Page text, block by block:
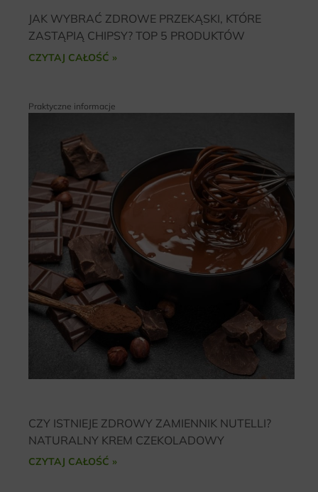
JAK WYBRAĆ ZDROWE PRZEKĄSKI, KTÓRE
ZASTĄPIĄ CHIPSY? TOP 5 PRODUKTÓW
CZYTAJ CAŁOŚĆ »
Praktyczne informacje
CZY ISTNIEJE ZDROWY ZAMIENNIK NUTELLI?
NATURALNY KREM CZEKOLADOWY
CZYTAJ CAŁOŚĆ »